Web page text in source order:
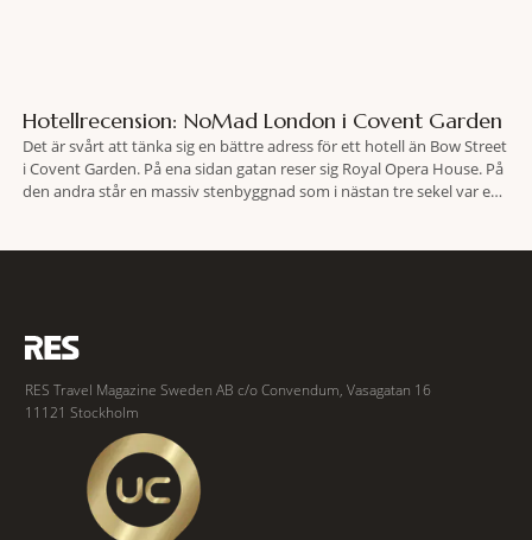
Hotellrecension: NoMad London i Covent Garden
Det är svårt att tänka sig en bättre adress för ett hotell än Bow Street
i Covent Garden. På ena sidan gatan reser sig Royal Opera House. På
den andra står en massiv stenbyggnad som i nästan tre sekel var en
RES Travel Magazine Sweden AB c/o Convendum, Vasagatan 16
11121 Stockholm